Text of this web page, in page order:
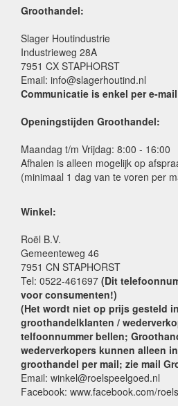
Groothandel:
Slager Houtindustrie
Industrieweg 28A
7951 CX STAPHORST
Email: info@slagerhoutind.nl
Communicatie is enkel per e-
Openingstijden Groothandel:
Maandag t/m Vrijdag: 8:00 - 16:00
Afhalen is alleen mogelijk op
(minimaal 1 dag van te voren per
Winkel:
Roël B.V.
Gemeenteweg 46
7951 CN STAPHORST
Tel: 0522-461697 (Dit
voor consumenten!)
(Het wordt niet op prijs gesteld
groothandelklanten /
telfoonnummer bellen;
wederverkopers kunnen alleen
groothandel per mail; zie mail
Email: winkel@roelspeelgoed.nl
Facebook: www.facebook.com/